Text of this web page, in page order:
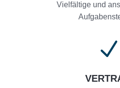
Vielfältige und
N